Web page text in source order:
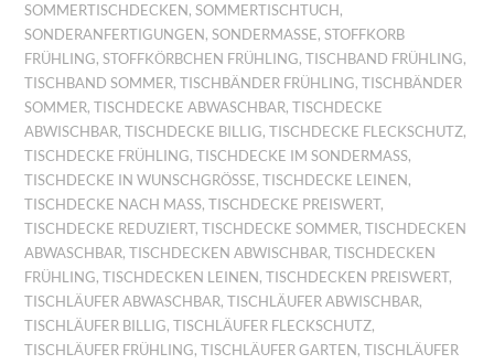
SOMMERTISCHDECKEN ,SOMMERTISCHTUCH ,
SONDERANFERTIGUNGEN ,SONDERMASSE ,STOFFKORB
FRÜHLING,STOFFKÖRBCHEN FRÜHLING,TISCHBAND FRÜHLING,
TISCHBAND SOMMER,TISCHBÄNDER FRÜHLING,TISCHBÄNDER
SOMMER,TISCHDECKE ABWASCHBAR,TISCHDECKE
ABWISCHBAR,TISCHDECKE BILLIG,TISCHDECKE FLECKSCHUTZ,
TISCHDECKE FRÜHLING,TISCHDECKE IM SONDERMASS ,
TISCHDECKE IN WUNSCHGRÖSSE ,TISCHDECKE LEINEN ,
TISCHDECKE NACH MASS ,TISCHDECKE PREISWERT,
TISCHDECKE REDUZIERT,TISCHDECKE SOMMER,TISCHDECKEN
ABWASCHBAR,TISCHDECKEN ABWISCHBAR,TISCHDECKEN
FRÜHLING,TISCHDECKEN LEINEN ,TISCHDECKEN PREISWERT,
TISCHLÄUFER ABWASCHBAR,TISCHLÄUFER ABWISCHBAR,
TISCHLÄUFER BILLIG,TISCHLÄUFER FLECKSCHUTZ,
TISCHLÄUFER FRÜHLING,TISCHLÄUFER GARTEN ,TISCHLÄUFER